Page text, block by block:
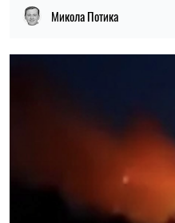
Микола Потика